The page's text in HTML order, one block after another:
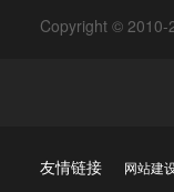
Copyright © 2010-
友情链接 网站建